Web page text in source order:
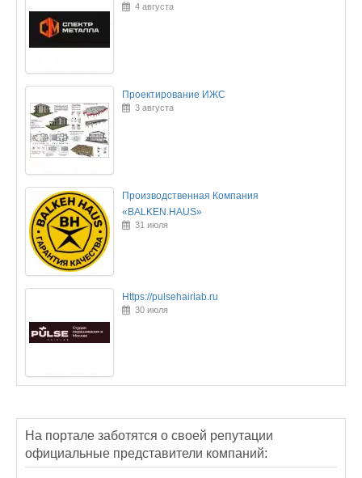
4 августа
Проектирование ИЖС
3 августа
Производственная Компания
«BALKEN.HAUS»
31 июля
Https://pulsehairlab.ru
30 июля
На портале заботятся о своей репутации
официальные представители компаний: